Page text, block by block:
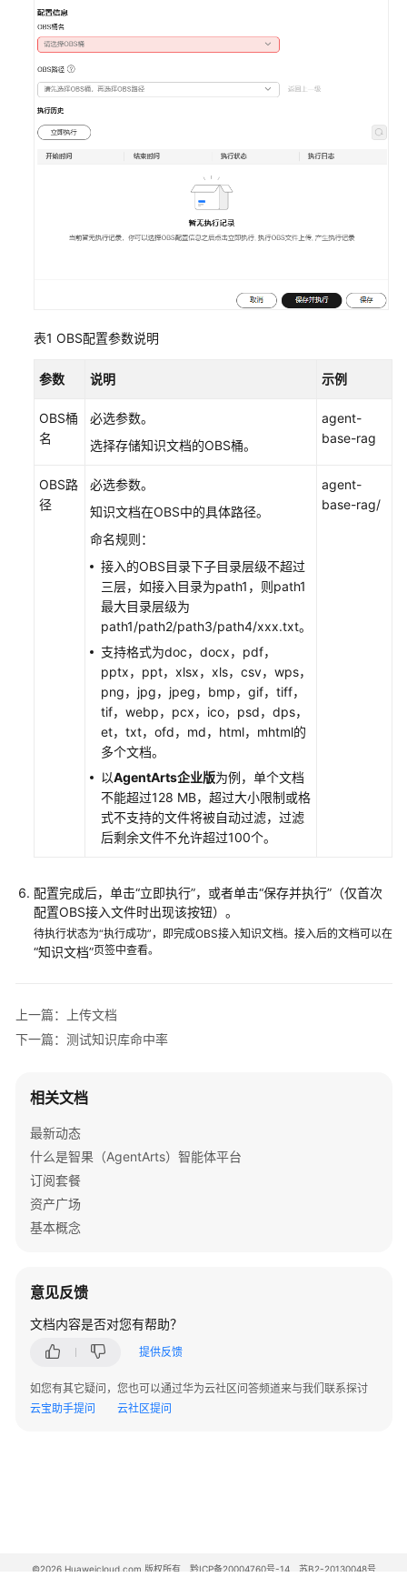
程
开
发
单
智
能
体
应
发
体
应
介
绍
类
型
识
用
平
默
认
识
库
上
表1 OBS配置参数说明
参数 说明 示例
OBS桶
名
必选参数。
选择存储知识文档的OBS桶。
agent-
base-rag
OBS路
径
必选参数。
知识文档在OBS中的具体路径。
命名规则：
接入的OBS目录下子目录层级不超过
三层，如接入目录为path1，则path1
最大目录层级为
path1/path2/path3/path4/xxx.txt。
支持格式为doc，docx，pdf，
pptx，ppt，xlsx，xls，csv，wps，
png，jpg，jpeg，bmp，gif，tiff，
tif，webp，pcx，ico，psd，dps，
et，txt，ofd，md，html，mhtml的
多个文档。
以AgentArts企业版为例，单个文档
不能超过128 MB，超过大小限制或格
式不支持的文件将被自动过滤，过滤
后剩余文件不允许超过100个。
agent-
base-rag/
配置完成后，单击“立即执行”，或者单击“保存并执行”（仅首次
配置OBS接入文件时出现该按钮）。
待执行状态为“执行成功”，即完成OBS接入知识文档。接入后的文档可以在
“知识文档”页签中查看。
上一篇：上传文档
下一篇：测试知识库命中率
相关文档
最新动态
什么是智果（AgentArts）智能体平台
订阅套餐
资产广场
基本概念
意见反馈
文档内容是否对您有帮助？
提供反馈
如您有其它疑问，您也可以通过华为云社区问答频道来与我们联系探讨
云宝助手提问
云社区提问
©2026 Huaweicloud.com 版权所有 黔ICP备20004760号-14 苏B2-20130048号